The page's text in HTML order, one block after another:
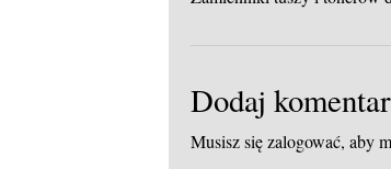
Dodaj
Musisz sięzalogować, aby